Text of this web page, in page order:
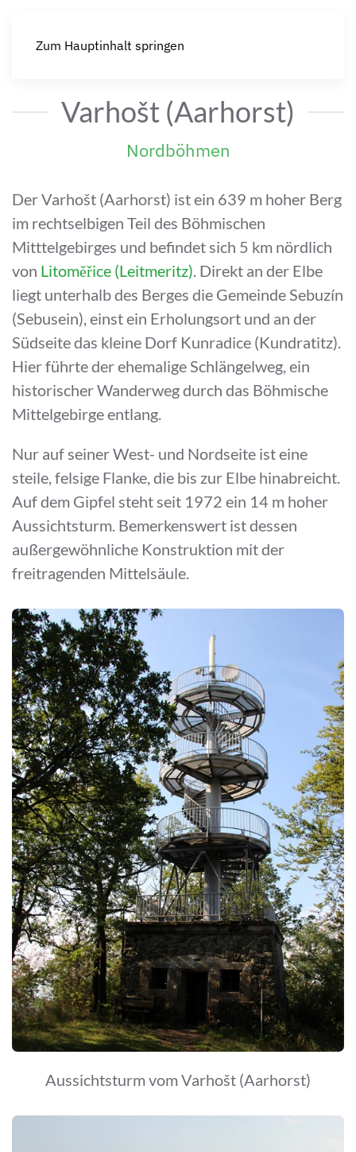
Zum Hauptinhalt springen
Varhošt (Aarhorst)
Nordböhmen
Der Varhošt (Aarhorst) ist ein 639 m hoher Berg
im rechtselbigen Teil des Böhmischen
Mitttelgebirges und befindet sich 5 km nördlich
von Litoměřice (Leitmeritz). Direkt an der Elbe
liegt unterhalb des Berges die Gemeinde Sebuzín
(Sebusein), einst ein Erholungsort und an der
Südseite das kleine Dorf Kunradice (Kundratitz).
Hier führte der ehemalige Schlängelweg, ein
historischer Wanderweg durch das Böhmische
Mittelgebirge entlang.
Nur auf seiner West- und Nordseite ist eine
steile, felsige Flanke, die bis zur Elbe hinabreicht.
Auf dem Gipfel steht seit 1972 ein 14 m hoher
Aussichtsturm. Bemerkenswert ist dessen
außergewöhnliche Konstruktion mit der
freitragenden Mittelsäule.
Aussichtsturm vom Varhošt (Aarhorst)